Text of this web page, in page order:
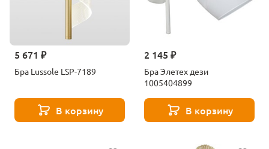
5 671 ₽
Бра Lussole LSP-7189
В корзину
2 145 ₽
Бра Элетех дези
1005404899
В корзину